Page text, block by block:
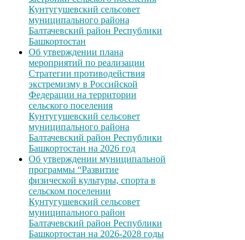
Кунтугушевский сельсовет
муниципального района
Балтачевский район Республики
Башкортостан
Об утверждении плана
мероприятий по реализации
Стратегии противодействия
экстремизму в Российской
Федерации на территории
сельского поселения
Кунтугушевский сельсовет
муниципального района
Балтачевский район Республики
Башкортостан на 2026 год
Об утверждении муниципальной
программы “Развитие
физической культуры, спорта в
сельском поселении
Кунтугушевский сельсовет
муниципального район
Балтачевский район Республики
Башкортостан на 2026-2028 годы